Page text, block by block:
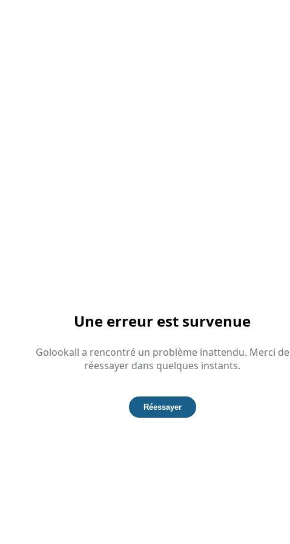
Une erreur est survenue
Golookall a rencontré un problème inattendu. Merci de
réessayer dans quelques instants.
Réessayer